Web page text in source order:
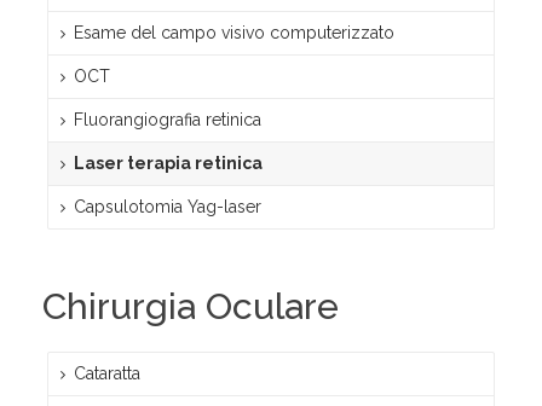
Esame del campo visivo computerizzato
OCT
Fluorangiografia retinica
Laser terapia retinica
Capsulotomia Yag-laser
Chirurgia Oculare
Cataratta